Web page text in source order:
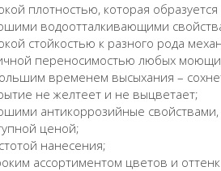
плотностью, которая
водоотталкивающими
стойкостью к разного рода
переносимостью любых
временем высыхания –
не желтеет и не выцветает;
антикоррозийные свойствами,
ценой;
нанесения;
ассортиментом цветов и